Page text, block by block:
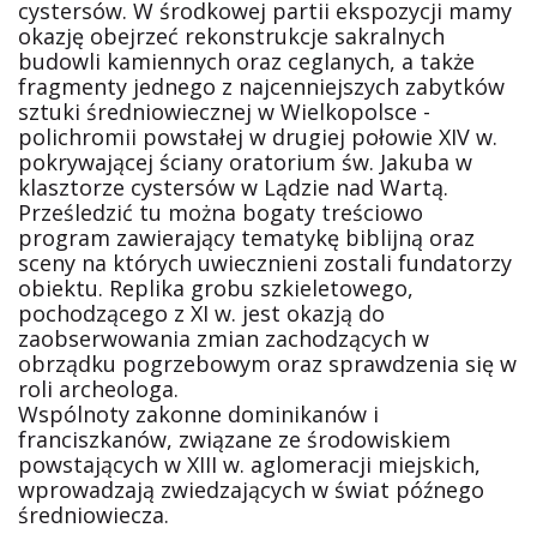
cystersów. W środkowej partii ekspozycji mamy
okazję obejrzeć rekonstrukcje sakralnych
budowli kamiennych oraz ceglanych, a także
fragmenty jednego z najcenniejszych zabytków
sztuki średniowiecznej w Wielkopolsce -
polichromii powstałej w drugiej połowie XIV w.
pokrywającej ściany oratorium św. Jakuba w
klasztorze cystersów w Lądzie nad Wartą.
Prześledzić tu można bogaty treściowo
program zawierający tematykę biblijną oraz
sceny na których uwiecznieni zostali fundatorzy
obiektu. Replika grobu szkieletowego,
pochodzącego z XI w. jest okazją do
zaobserwowania zmian zachodzących w
obrządku pogrzebowym oraz sprawdzenia się w
roli archeologa.
Wspólnoty zakonne dominikanów i
franciszkanów, związane ze środowiskiem
powstających w XIII w. aglomeracji miejskich,
wprowadzają zwiedzających w świat późnego
średniowiecza.